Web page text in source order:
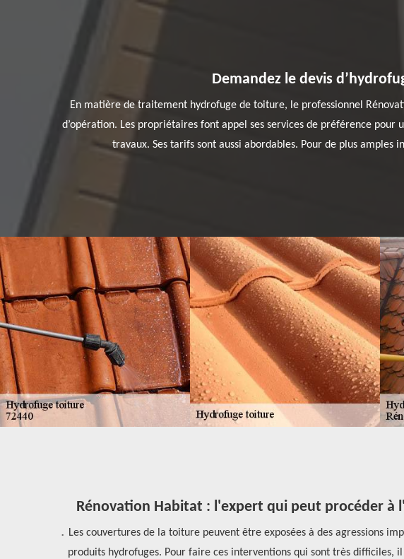
Demandez le devis
En matière de traitement hydrofuge de toiture, le professionnel
d’opération. Les propriétaires font appel ses services de préférence
travaux. Ses tarifs sont aussi abordables. Pour de plus
Rénovation Habitat : l'expert qui peut procéder à
Les couvertures de la toiture peuvent être exposées à des agressions
produits hydrofuges. Pour faire ces interventions qui sont très difficiles,